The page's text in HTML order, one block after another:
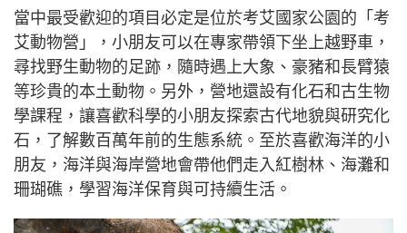
當中最受歡迎的項目必定是位於考艾國家公園的「考
艾動物營」，小朋友可以在專家帶領下坐上越野車，
尋找野生動物的足跡，隨時遇上大象、豪豬和長臂猿
等珍貴的本土動物。另外，營地還設有化石和古生物
學課程，讓喜歡科學的小朋友探索古代地貌與研究化
石，了解數百萬年前的生態系統。至於喜歡海洋的小
朋友，海洋與海岸營地會帶他們走入紅樹林、海灘和
珊瑚礁，學習海洋保育與可持續生活。